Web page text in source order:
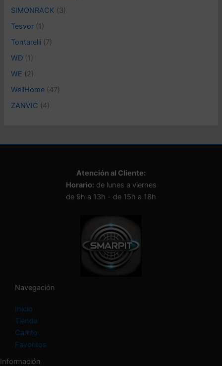
SIMONRACK (3)
Tesvor (1)
Tontarelli (7)
WD (1)
WE (2)
WellHome (47)
ZANVIC (4)
Atención al Cliente:
Horario: de lunes a viernes
de 9h a 13h - de 15h a 18h
Navegación
Inicio
Tienda
Carrito
Favoritos
Información